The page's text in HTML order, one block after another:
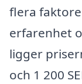
flera
erfarenhet
ligger
och 1 200